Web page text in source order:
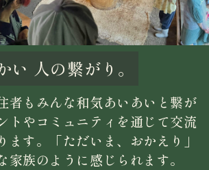
い 人の繋がり。
者もみんな和気あいあいと繋が
トやコミュニティを通じて交流
ます。「ただいま、おかえり」
家族のように感じられます。